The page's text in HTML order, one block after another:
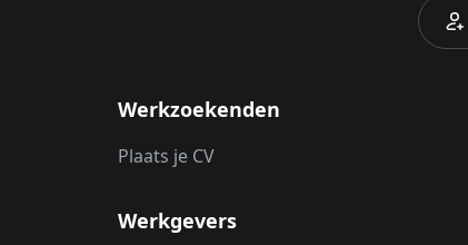
Werkzoekenden
Plaats je CV
Werkgevers